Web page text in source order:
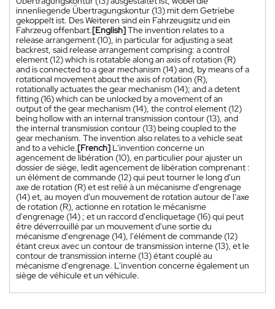
innenliegende Übertragungskontur (13) mit dem Getriebe
gekoppelt ist. Des Weiteren sind ein Fahrzeugsitz und ein
Fahrzeug offenbart.[English]The invention relates to a
release arrangement (10), in particular for adjusting a seat
backrest, said release arrangement comprising: a control
element (12) which is rotatable along an axis of rotation (R)
and is connected to a gear mechanism (14) and, by means of a
rotational movement about the axis of rotation (R),
rotationally actuates the gear mechanism (14); and a detent
fitting (16) which can be unlocked by a movement of an
output of the gear mechanism (14), the control element (12)
being hollow with an internal transmission contour (13), and
the internal transmission contour (13) being coupled to the
gear mechanism. The invention also relates to a vehicle seat
and to a vehicle.[French] L'invention concerne un
agencement de libération (10), en particulier pour ajuster un
dossier de siège, ledit agencement de libération comprenant :
un élément de commande (12) qui peut tourner le long d'un
axe de rotation (R) et est relié à un mécanisme d'engrenage
(14) et, au moyen d'un mouvement de rotation autour de l'axe
de rotation (R), actionne en rotation le mécanisme
d'engrenage (14) ; et un raccord d'encliquetage (16) qui peut
être déverrouillé par un mouvement d'une sortie du
mécanisme d'engrenage (14), l'élément de commande (12)
étant creux avec un contour de transmission interne (13), et le
contour de transmission interne (13) étant couplé au
mécanisme d'engrenage. L'invention concerne également un
siège de véhicule et un véhicule.